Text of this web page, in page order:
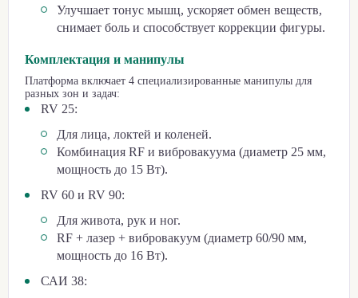
Улучшает тонус мышц, ускоряет обмен веществ,
снимает боль и способствует коррекции фигуры.
Комплектация и манипулы
Платформа включает 4 специализированные манипулы для
разных зон и задач:
RV 25:
Для лица, локтей и коленей.
Комбинация RF и вибровакуума (диаметр 25 мм,
мощность до 15 Вт).
RV 60 и RV 90:
Для живота, рук и ног.
RF + лазер + вибровакуум (диаметр 60/90 мм,
мощность до 16 Вт).
САИ 38: